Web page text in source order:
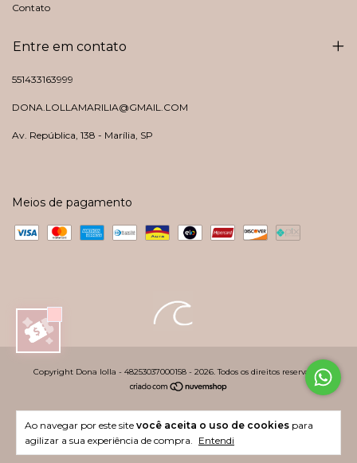
Ao navegar por este site você aceita o uso de cookies para
agilizar a sua experiência de compra. Entendi
Contato
Entre em contato
551433163999
DONA.LOLLAMARILIA@GMAIL.COM
Av. República, 138 - Marília, SP
Meios de pagamento
Copyright Dona lolla - 48253037000158 - 2026. Todos os direitos reservados.